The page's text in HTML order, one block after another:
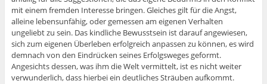
mit einem fremden Interesse bringen. Gleiches gilt für die Angst,
alleine lebensunfähig, oder gemessen am eigenen Verhalten
ungeliebt zu sein. Das kindliche Bewusstsein ist darauf angewiesen,
sich zum eigenen Überleben erfolgreich anpassen zu können, es wird
demnach von den Eindrücken seines Erfolgsweges geformt.
Angesichts dessen, was ihm die Welt vermittelt, ist es nicht weiter
verwunderlich, dass hierbei ein deutliches Sträuben aufkommt.